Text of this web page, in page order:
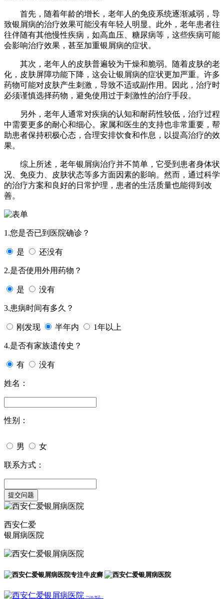
首先，随着年龄的增长，老年人的免疫系统逐渐减弱，导
致银屑病的治疗效果可能没有年轻人明显。此外，老年患者往
往伴随有其他慢性疾病，如高血压、糖尿病等，这些疾病可能
会影响治疗效果，甚至加重银屑病的症状。
其次，老年人的皮肤普遍较为干燥和脆弱。随着皮肤的老
化，皮肤屏障功能下降，这会让银屑病的症状更加严重。许多
药物可能对皮肤产生刺激，导致不适或副作用。因此，治疗时
必须谨慎选择药物，避免使用过于刺激性的治疗手段。
另外，老年人通常对疾病的认知和耐药性较低，治疗过程
中需要更多的耐心和细心。家属和医生的支持也非常重要，帮
助患者保持积极心态，合理安排饮食和作息，以提高治疗的效
果。
综上所述，老年银屑病治疗并不简单，它受到患者身体状
况、免疫力、皮肤状态等多方面因素的影响。然而，通过科学
的治疗方案和良好的日常护理，患者的生活质量也能得到改
善。
1.您是否已到医院确诊？
是 还没有
2.是否使用外用药物？
是 没有
3.患病时间有多久？
刚发现 半年内 1年以上
4.是否有家族遗传史？
有 没有
姓名：
性别：
男 女
联系方式：
西安仁爱
银屑病医院
专注牛皮癣
7*24h 电话：